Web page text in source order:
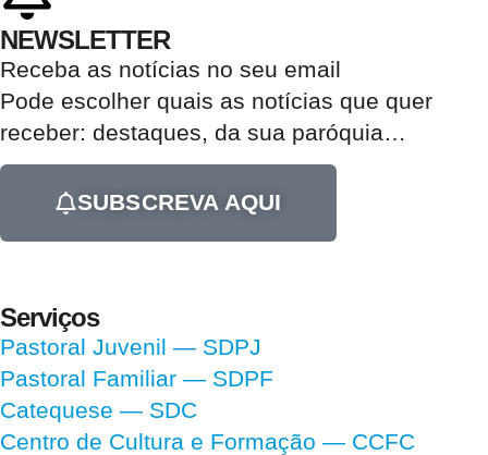
NEWSLETTER
Receba as notícias no seu email​
Pode escolher quais as notícias que quer
receber: destaques, da sua paróquia…
SUBSCREVA AQUI
Serviços
Pastoral Juvenil — SDPJ
Pastoral Familiar — SDPF
Catequese — SDC
Centro de Cultura e Formação — CCFC